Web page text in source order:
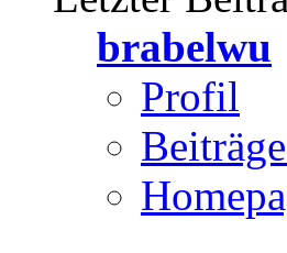
brabelwu
Profil